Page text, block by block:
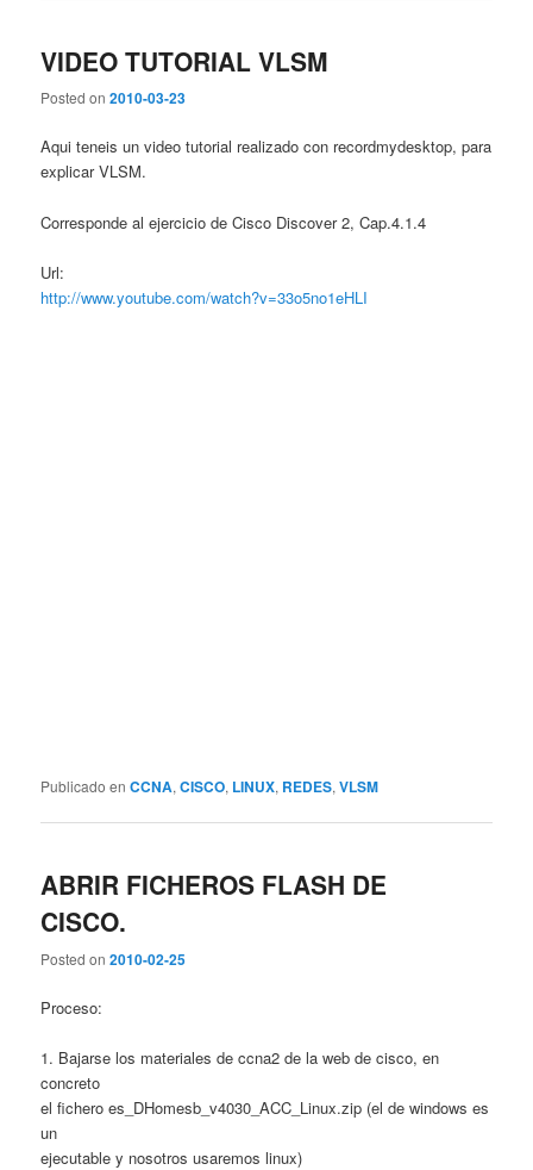
VIDEO TUTORIAL VLSM
Posted on2010-03-23
Aqui teneis un video tutorial realizado con recordmydesktop, para
explicar VLSM.
Corresponde al ejercicio de Cisco Discover 2, Cap.4.1.4
Url:
http://www.youtube.com/watch?v=33o5no1eHLI
Publicado en CCNA,CISCO, LINUX, REDES,VLSM
ABRIR FICHEROS FLASH DE
CISCO.
Posted on2010-02-25
Proceso:
1. Bajarse los materiales de ccna2 de la web de cisco, en
concreto
el fichero es_DHomesb_v4030_ACC_Linux.zip (el de windows es
un
ejecutable y nosotros usaremos linux)